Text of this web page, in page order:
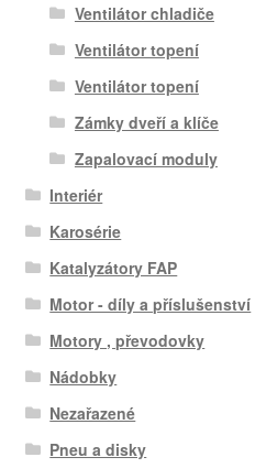
Ventilátor chladiče
Ventilátor topení
Ventilátor topení
Zámky dveří a klíče
Zapalovací moduly
Interiér
Karosérie
Katalyzátory FAP
Motor - díly a příslušenství
Motory , převodovky
Nádobky
Nezařazené
Pneu a disky